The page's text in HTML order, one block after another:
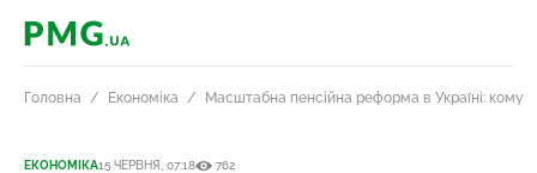
PMG.ua
Головна Економіка Масштабна пенсійна реформа в Україні: кому
ЕКОНОМІКА15 ЧЕРВНЯ, 07:18 762